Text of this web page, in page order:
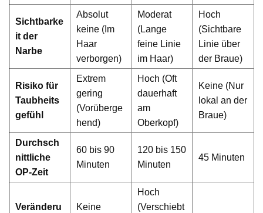
Sichtbarke
it der
Narbe
Absolut
keine (Im
Haar
verborgen)
Moderat
(Lange
feine Linie
im Haar)
Hoch
(Sichtbare
Linie über
der Braue)
Risiko für
Taubheits
gefühl
Extrem
gering
(Vorüberge
hend)
Hoch (Oft
dauerhaft
am
Oberkopf)
Keine (Nur
lokal an der
Braue)
Durchsch
nittliche
OP-Zeit
60 bis 90
Minuten
120 bis 150
Minuten
45 Minuten
Veränderu
Keine
Hoch
(Verschiebt